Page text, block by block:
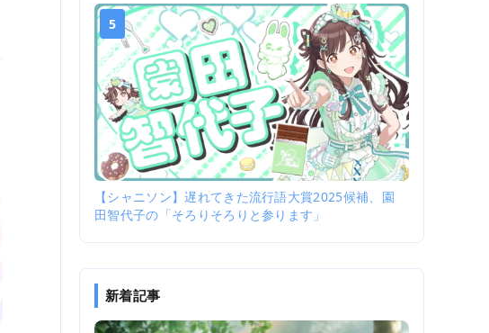
5
【シャニソン】遅れてきた流行語大賞2025候補、園
田智代子の「そろりそろりと参ります」
新着記事